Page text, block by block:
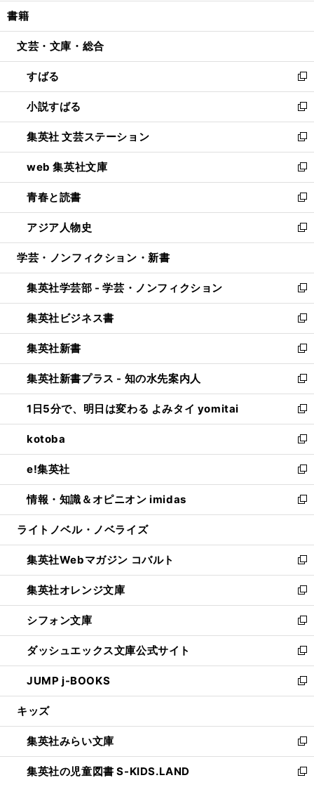
開
ウ
開
く
ウ
ン
ウ
で
開
く
し
ウ
ン
ド
ウ
で
開
く
書籍
文芸・文庫・総合
すばる
新
し
い
ウ
ィ
ン
ド
ウ
で
開
く
小説すばる
新
し
い
ウ
ィ
ン
ド
ウ
で
開
集英社 文芸ステーション
新
し
い
ウ
ィ
ン
ド
ウ
開
く
web 集英社文庫
新
し
い
ウ
ィ
ン
ウ
で
開
く
青春と読書
新
し
い
ウ
ン
ド
ウ
で
開
く
アジア人物史
新
し
ウ
ィ
ン
ド
ウ
で
開
く
学芸・ノンフィクション・新書
集英社学芸部 - 学芸・ノンフィクション
新
し
い
ウ
ィ
ン
ド
ウ
で
開
く
集英社ビジネス書
新
し
い
ウ
ィ
ン
ド
ウ
で
開
く
集英社新書
新
し
い
ウ
ィ
ン
ド
ウ
で
開
く
集英社新書プラス - 知の水先案内人
新
し
い
ウ
ィ
ン
ド
ウ
で
開
1日5分で、明日は変わる よみタイ yomitai
新
し
い
ウ
ィ
ン
ド
ウ
開
く
kotoba
新
し
い
ウ
ィ
ン
ウ
で
開
く
e!集英社
新
し
い
ウ
ン
ド
ウ
で
開
く
情報・知識＆オピニオン imidas
新
し
ウ
ィ
ン
ド
ウ
で
開
く
ライトノベル・ノベライズ
集英社Webマガジン コバルト
新
し
い
ウ
ィ
ン
ド
ウ
で
開
集英社オレンジ文庫
新
し
い
ウ
ィ
ン
ド
ウ
開
く
シフォン文庫
新
し
い
ウ
ィ
ン
ウ
で
開
く
ダッシュエックス文庫公式サイト
新
し
い
ウ
ン
ド
ウ
で
JUMP j-BOOKS
新
し
ウ
ィ
ン
ド
キッズ
集英社みらい文庫
新
し
い
集英社の児童図書 S-KIDS.LAND
新